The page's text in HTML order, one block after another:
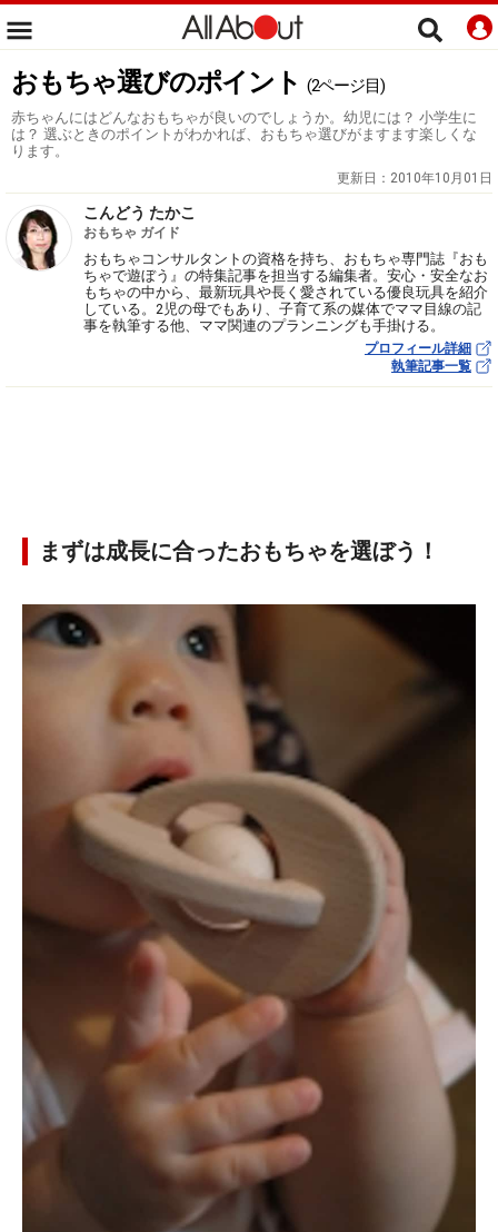
おもちゃ選びのポイント (2ページ目)
赤ちゃんにはどんなおもちゃが良いのでしょうか。幼児には？ 小学生に
は？ 選ぶときのポイントがわかれば、おもちゃ選びがますます楽しくな
ります。
更新日： 2010年10月01日
こんどう たかこ
おもちゃ ガイド
おもちゃコンサルタントの資格を持ち、おもちゃ専門誌『おも
ちゃで遊ぼう』の特集記事を担当する編集者。安心・安全なお
もちゃの中から、最新玩具や長く愛されている優良玩具を紹介
している。2児の母でもあり、子育て系の媒体でママ目線の記
事を執筆する他、ママ関連のプランニングも手掛ける。
プロフィール詳細
執筆記事一覧
まずは成長に合ったおもちゃを選ぼう！